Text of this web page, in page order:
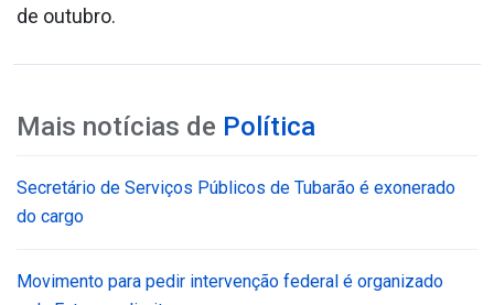
de outubro.
Mais notícias de Política
Secretário de Serviços Públicos de Tubarão é exonerado
do cargo
Movimento para pedir intervenção federal é organizado